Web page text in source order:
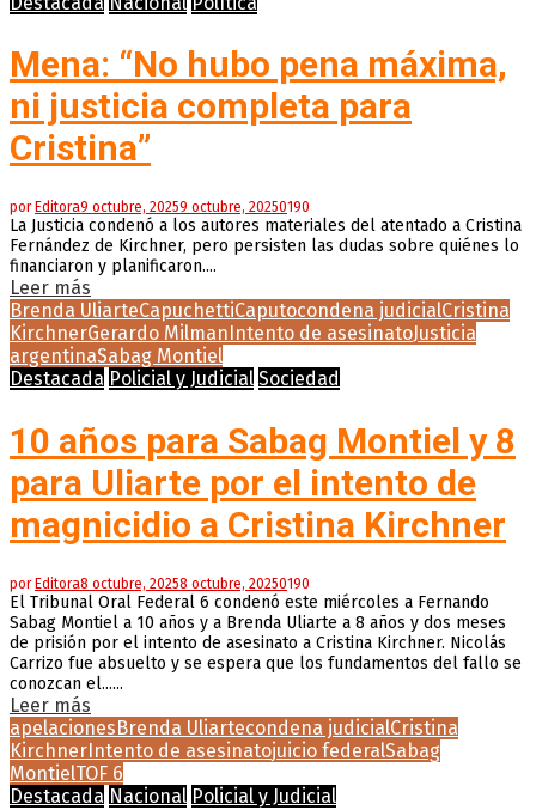
Mena: “No hubo pena máxima,
ni justicia completa para
Cristina”
por Editora9 octubre, 20259 octubre, 20250190
La Justicia condenó a los autores materiales del atentado a Cristina
Fernández de Kirchner, pero persisten las dudas sobre quiénes lo
financiaron y planificaron....
Leer más
Brenda UliarteCapuchettiCaputocondena judicialCristina
KirchnerGerardo Milman Intento de asesinatoJusticia
argentinaSabag Montiel
Destacada Policial y Judicial Sociedad
10 años para Sabag Montiel y 8
para Uliarte por el intento de
magnicidio a Cristina Kirchner
por Editora8 octubre, 20258 octubre, 20250190
El Tribunal Oral Federal 6 condenó este miércoles a Fernando
Sabag Montiel a 10 años y a Brenda Uliarte a 8 años y dos meses
de prisión por el intento de asesinato a Cristina Kirchner. Nicolás
Carrizo fue absuelto y se espera que los fundamentos del fallo se
conozcan el......
Leer más
apelacionesBrenda Uliartecondena judicialCristina
KirchnerIntento de asesinatojuicio federalSabag
MontielTOF 6
Destacada Nacional Policial y Judicial